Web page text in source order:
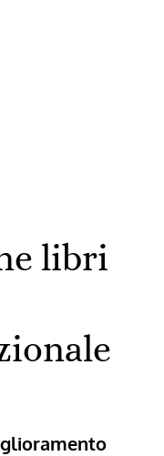
libri